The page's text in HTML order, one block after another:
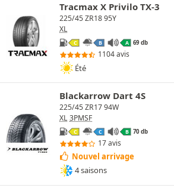
Tracmax X Privilo TX-3
225/45 ZR18 95Y
XL
C B A 69 db
1104 avis
Été
Blackarrow Dart 4S
225/45 ZR17 94W
XL 3PMSF
C C B 70 db
17 avis
Nouvel arrivage
4 saisons